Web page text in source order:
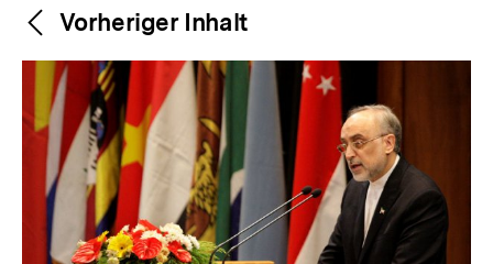
Weitere
Inhalte
Content-
Navigation
Vorheriger Inhalt